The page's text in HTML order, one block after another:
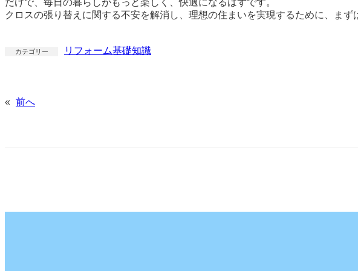
だけで、毎日の暮らしがもっと楽しく、快適になるはずです。
クロスの張り替えに関する不安を解消し、理想の住まいを実現するために、まず
カテゴリー リフォーム基礎知識
« 前へ